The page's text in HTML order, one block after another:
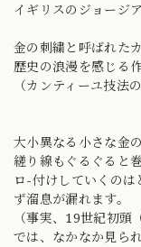
イギリスのジョージ
金の刺繍と呼ばれた
歴史の浪漫を感じる作
（カンティーユ技法
大小異なる小さな金
縒り線もぐるぐると
ロ-付けしていくの
ず溜息が漏れます。
（事実、19世紀初
では、なかなか見ら